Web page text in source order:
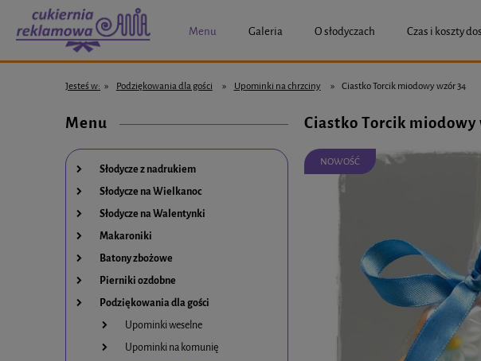
Menu Galeria O słodyczach Czas i koszty
Jesteś w: » Podziękowania dla gości » Upominki na chrzciny » Ciastko Torcik miodowy wzór 34
Menu
Słodycze z nadrukiem
Słodycze na Wielkanoc
Słodycze na Walentynki
Makaroniki
Batony zbożowe
Pierniki ozdobne
Podziękowania dla gości
Upominki weselne
Upominki na komunię
Ciastko Torcik miodowy
NOWOŚĆ